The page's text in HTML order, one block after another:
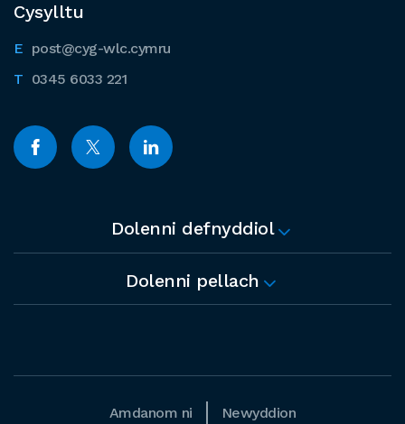
Cysylltu
post@cyg-wlc.cymru
0345 6033 221
Dolenni defnyddiol
Dolenni pellach
Amdanom ni Newyddion